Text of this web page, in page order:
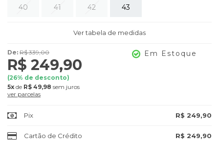
40 41 42 43
Ver tabela de medidas
De: R$ 339,00
R$ 249,90
(26% de desconto)
5x de R$ 49,98 sem juros
ver parcelas
Em Estoque
Pix R$ 249,90
Cartão de Crédito R$ 249,90